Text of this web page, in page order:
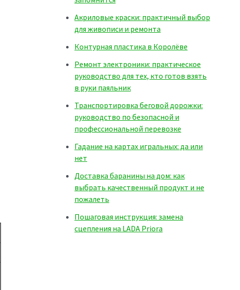
Акриловые краски: практичный выбор
для живописи и ремонта
Контурная пластика в Королёве
Ремонт электроники: практическое
руководство для тех, кто готов взять
в руки паяльник
Транспортировка беговой дорожки:
руководство по безопасной и
профессиональной перевозке
Гадание на картах игральных: да или
нет
Доставка баранины на дом: как
выбрать качественный продукт и не
пожалеть
Пошаговая инструкция: замена
сцепления на LADA Priora